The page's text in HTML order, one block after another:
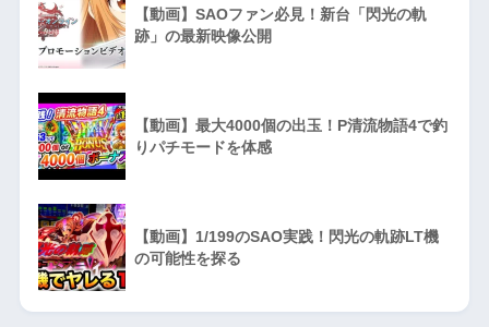
【動画】SAOファン必見！新台「閃光の軌
跡」の最新映像公開
【動画】最大4000個の出玉！P清流物語4で釣
りパチモードを体感
【動画】1/199のSAO実践！閃光の軌跡LT機
の可能性を探る